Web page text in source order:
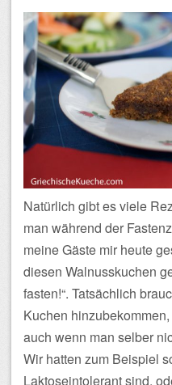
Natürlich gibt es viele
man während der
meine Gäste mir heute
diesen Walnusskuchen
fasten!“. Tatsächlich
Kuchen
auch wenn man selber
Wir hatten zum Beispiel
Laktoseintolerant sind,